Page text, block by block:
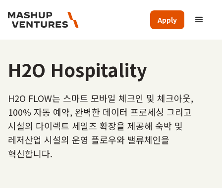
Apply
H2O Hospitality
H2O FLOW는 스마트 모바일 체크인 및 체크아웃,
100% 자동 예약, 완벽한 데이터 프로세싱 그리고
시설의 다이렉트 세일즈 확장을 제공해 숙박 및
레저산업 시설의 운영 플로우와 밸류체인을
혁신합니다.